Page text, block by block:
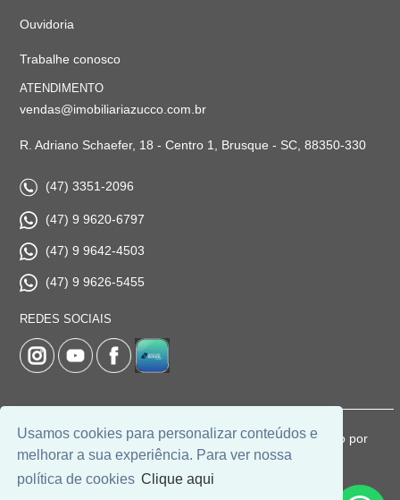
Usamos cookies para personalizar conteúdos e
melhorar a sua experiência. Para ver nossa
política de cookies Clique aqui
Ouvidoria
Trabalhe conosco
ATENDIMENTO
vendas@imobiliariazucco.com.br
R. Adriano Schaefer, 18 - Centro 1, Brusque - SC, 88350-330
(47) 3351-2096
(47) 9 9620-6797
(47) 9 9642-4503
(47) 9 9626-5455
REDES SOCIAIS
© 2026 | Imobiliária Zucco | CRECI: 1037-J | Desenvolvido por
Universal Software.